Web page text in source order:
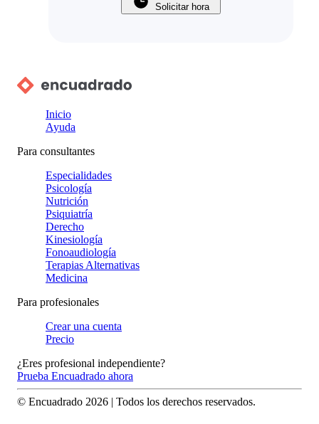
Solicitar hora
Inicio
Ayuda
Para consultantes
Especialidades
Psicología
Nutrición
Psiquiatría
Derecho
Kinesiología
Fonoaudiología
Terapias Alternativas
Medicina
Para profesionales
Crear una cuenta
Precio
¿Eres profesional independiente?
Prueba Encuadrado ahora
© Encuadrado 2026 | Todos los derechos reservados.